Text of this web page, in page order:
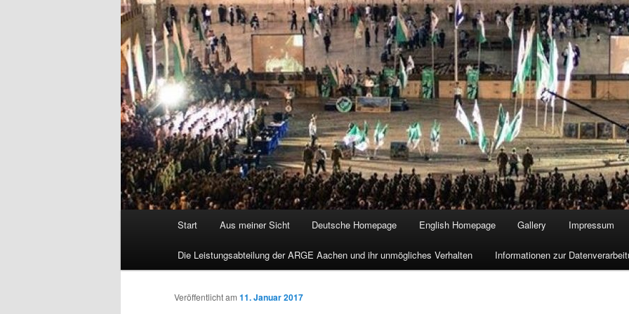
Start Aus meiner Sicht Deutsche Homepage English Homepage Gallery Impressum
Die Leistungsabteilung der ARGE Aachen und ihr unmögliches Verhalten Informationen zur
Veröffentlicht am 11. Januar 2017